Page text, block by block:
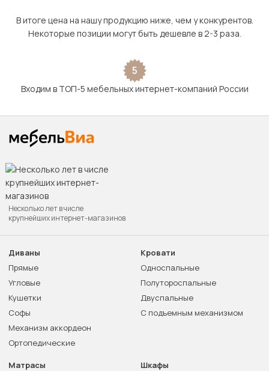
В итоге цена на нашу продукцию ниже, чем у конкурентов.
Некоторые позиции могут быть дешевле в 2-3 раза.
5
Входим в ТОП-5 мебельных интернет-компаний России
Несколько лет в числе
крупнейших интернет-магазинов
Диваны
Прямые
Угловые
Кушетки
Софы
Механизм аккордеон
Ортопедические
Кровати
Односпальные
Полутороспальные
Двуспальные
С подъемным механизмом
Матрасы
Шкафы